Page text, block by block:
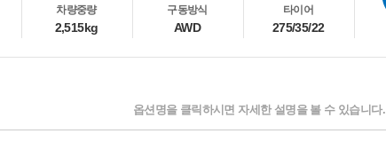
차량중량
2,515kg
구동방식
AWD
타이어
275/35/22
옵션명을 클릭하시면 자세한 설명을 볼 수 있습니다.